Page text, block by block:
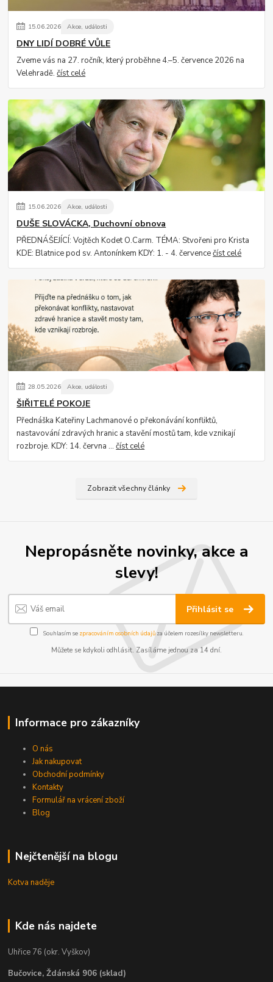
15.06.2026 Akce, události
DNY LIDÍ DOBRÉ VŮLE
Zveme vás na 27. ročník, který proběhne 4.–5. července 2026 na
Velehradě.číst celé
15.06.2026 Akce, události
DUŠE SLOVÁCKA, Duchovní obnova
PŘEDNÁŠEJÍCÍ: Vojtěch Kodet O.Carm. TÉMA: Stvořeni pro Krista
KDE: Blatnice pod sv. Antonínkem KDY: 1. - 4. červencečíst celé
28.05.2026 Akce, události
ŠIŘITELÉ POKOJE
Přednáška Kateřiny Lachmanové o překonávání konfliktů,
nastavování zdravých hranic a stavění mostů tam, kde vznikají
rozbroje. KDY: 14. června ...číst celé
Zobrazit všechny články
Nepropásněte novinky, akce a
slevy!
Přihlásit se
Souhlasím se zpracováním osobních údajůza účelem rozesílky newsletteru.
Můžete se kdykoli odhlásit. Zasíláme jednou za 14 dní.
Informace pro zákazníky
O nás
Jak nakupovat
Obchodní podmínky
Kontakty
Formulář na vrácení zboží
Blog
Nejčtenější na blogu
Kotva naděje
Kde nás najdete
Uhřice 76 (okr. Vyškov)
Bučovice, Ždánská 906 (sklad)